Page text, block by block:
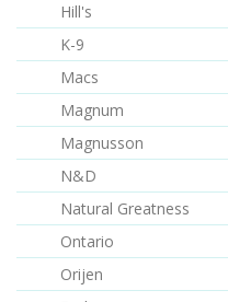
Hill's
K-9
Macs
Magnum
Magnusson
N&D
Natural Greatness
Ontario
Orijen